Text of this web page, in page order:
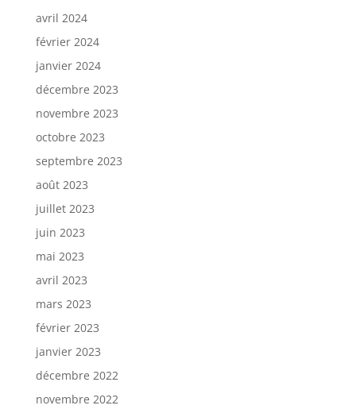
avril 2024
février 2024
janvier 2024
décembre 2023
novembre 2023
octobre 2023
septembre 2023
août 2023
juillet 2023
juin 2023
mai 2023
avril 2023
mars 2023
février 2023
janvier 2023
décembre 2022
novembre 2022